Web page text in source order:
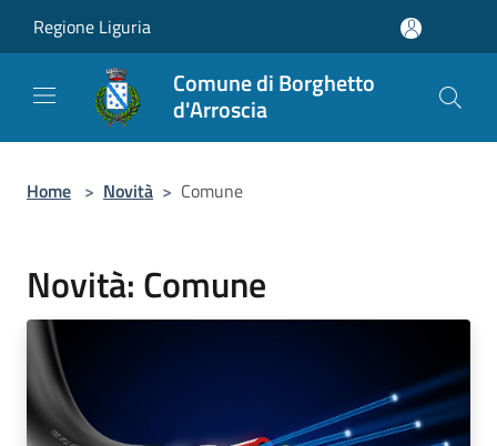
Regione Liguria
Comune di Borghetto
d'Arroscia
Home > Novità > Comune
Novità: Comune